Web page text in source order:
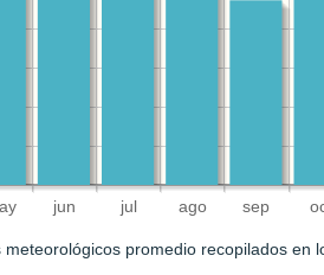
jun jul ago sep
promedio recopilados en